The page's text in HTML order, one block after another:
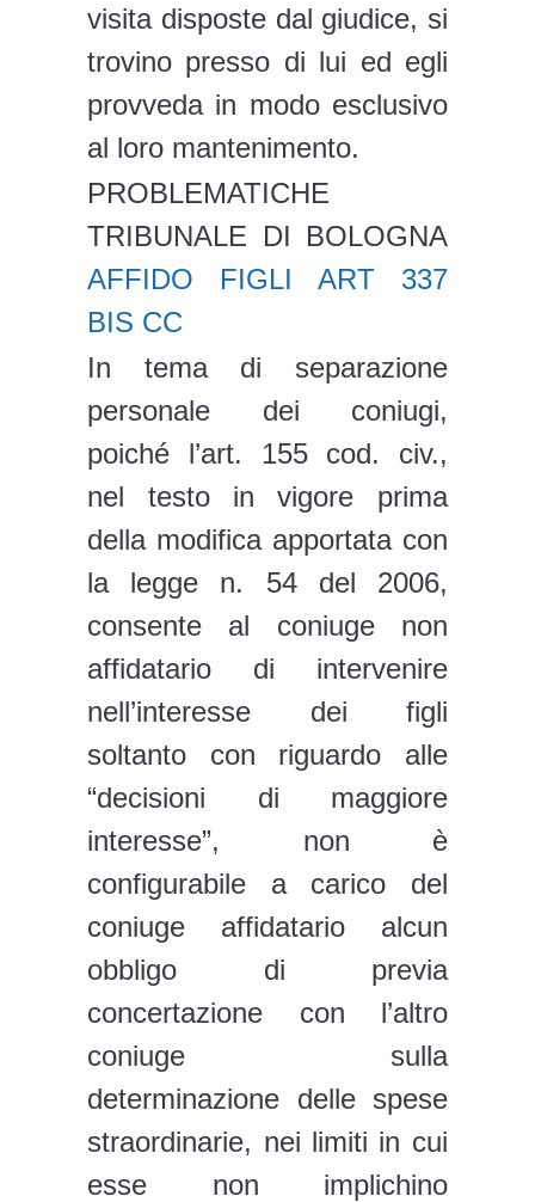
visita disposte dal giudice, si
trovino presso di lui ed egli
provveda in modo esclusivo
al loro mantenimento.
PROBLEMATICHE
TRIBUNALE DI BOLOGNA
AFFIDO FIGLI ART 337
BIS CC
In tema di separazione
personale dei coniugi,
poiché l’art. 155 cod. civ.,
nel testo in vigore prima
della modifica apportata con
la legge n. 54 del 2006,
consente al coniuge non
affidatario di intervenire
nell’interesse dei figli
soltanto con riguardo alle
“decisioni di maggiore
interesse”, non è
configurabile a carico del
coniuge affidatario alcun
obbligo di previa
concertazione con l’altro
coniuge sulla
determinazione delle spese
straordinarie, nei limiti in cui
esse non implichino